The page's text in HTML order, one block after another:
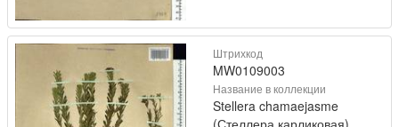
Штрихкод
MW0109003
Название в коллекции
Stellera chamaejasme
(Стеллера карликовая)